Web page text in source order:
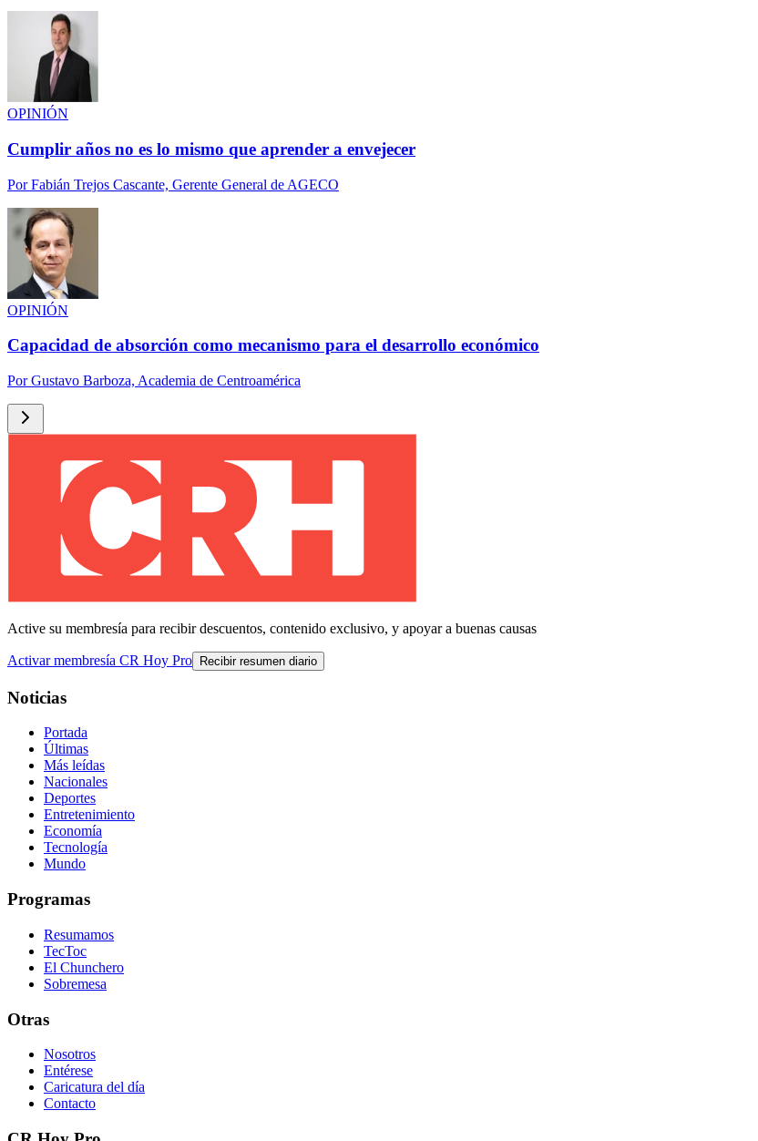
OPINIÓN
Cumplir años no es lo mismo que aprender a envejecer
PorFabián Trejos Cascante, Gerente General de AGECO
OPINIÓN
Capacidad de absorción como mecanismo para el desarrollo económico
PorGustavo Barboza, Academia de Centroamérica
Active su membresía para recibir descuentos, contenido exclusivo, y apoyar a buenas causas
Activar membresía CR Hoy Pro Recibir resumen diario
Noticias
Portada
Últimas
Más leídas
Nacionales
Deportes
Entretenimiento
Economía
Tecnología
Mundo
Programas
Resumamos
TecToc
El Chunchero
Sobremesa
Otras
Nosotros
Entérese
Caricatura del día
Contacto